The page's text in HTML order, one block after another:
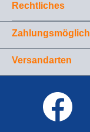
Rechtliches
Versandarten